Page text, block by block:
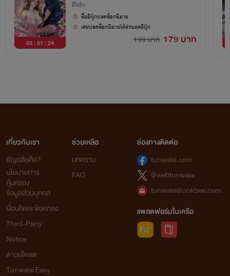
ยินดีต้องรับทุกท่านเข้าสู่สถานี Time To Love จากนี้จะมีแต่ความสุข ความฟินท่านั้น
03 : 51 : 24
อีโรติก
199 บาท 179 บาท
ซื้ออีบุ๊กปลดล็อกนิยาย
เคยปลดล็อกนิยายได้ส่วนลดอีบุ๊ก
เกี่ยวกับเรา
ธัญวลัยคือ?
นโยบายการ
คุ้มครอง
ข้อมูลส่วนบุคคล
เงื่อนไขและข้อตกลง
Third-Party
Notice
ดาวน์โหลด
Tunwalai Easy
ช่วยเหลือ
บทความ
FAQ
ช่องทางติดต่อ
tunwalai.com
@webtunwalai
tunwalai@ookbee.com
แพลตฟอร์มในเครือ